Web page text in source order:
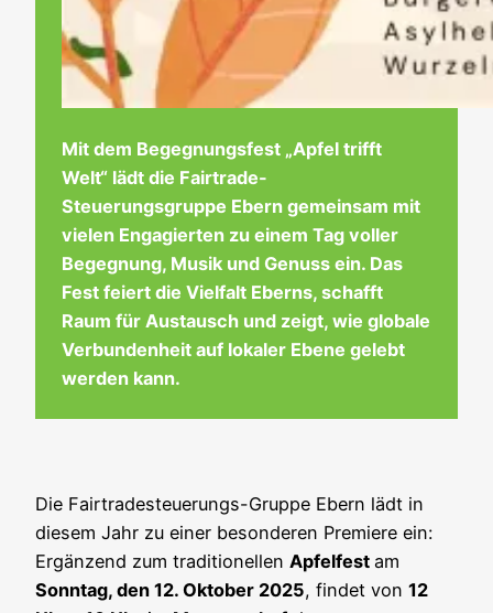
Mit dem Begegnungsfest „Apfel trifft
Welt“ lädt die Fairtrade-
Steuerungsgruppe Ebern gemeinsam mit
vielen Engagierten zu einem Tag voller
Begegnung, Musik und Genuss ein. Das
Fest feiert die Vielfalt Eberns, schafft
Raum für Austausch und zeigt, wie globale
Verbundenheit auf lokaler Ebene gelebt
werden kann.
Die Fairtradesteuerungs-Gruppe Ebern lädt in
diesem Jahr zu einer besonderen Premiere ein:
Ergänzend zum traditionellen Apfelfest am
Sonntag, den 12. Oktober 2025, findet von 12